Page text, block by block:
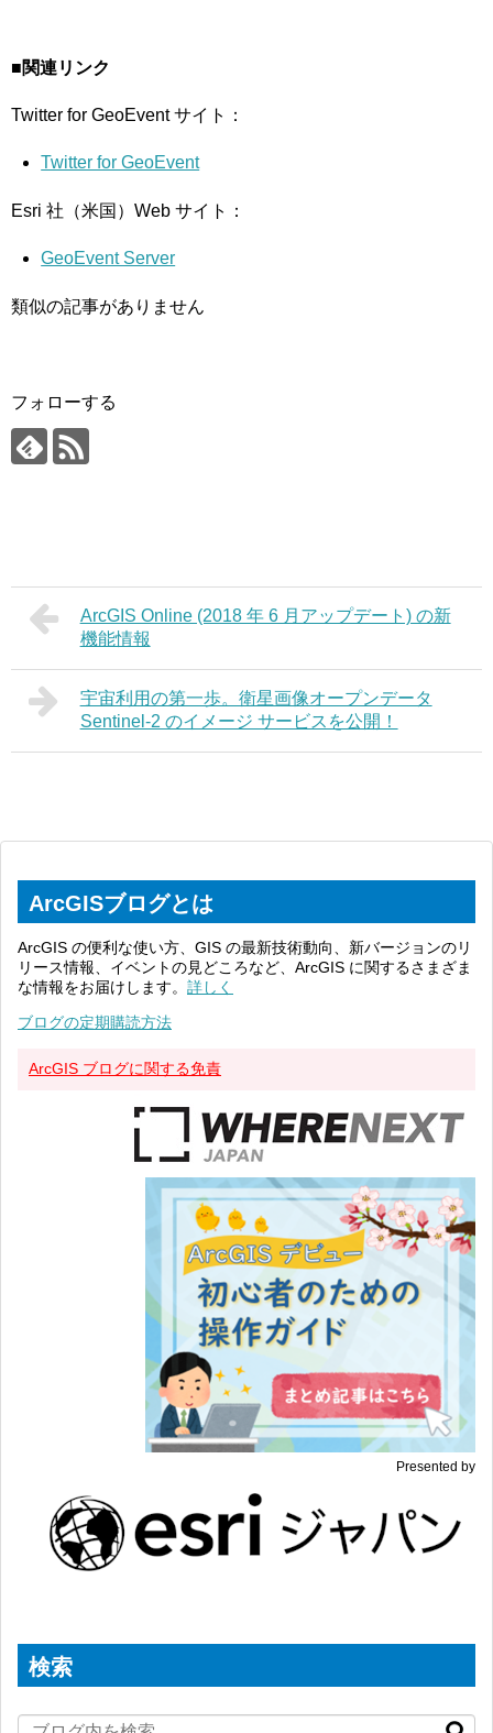
■関連リンク
Twitter for GeoEvent サイト：
Twitter for GeoEvent
Esri 社（米国）Web サイト：
GeoEvent Server
類似の記事がありません
フォローする
ArcGIS Online (2018 年 6 月アップデート) の新
機能情報
宇宙利用の第一歩。衛星画像オープンデータ
Sentinel-2 のイメージ サービスを公開！
ArcGISブログとは
ArcGIS の便利な使い方、GIS の最新技術動向、新バージョンのリ
リース情報、イベントの見どころなど、ArcGIS に関するさまざま
な情報をお届けします。 詳しく
ブログの定期購読方法
ArcGIS ブログに関する免責
Presented by
検索